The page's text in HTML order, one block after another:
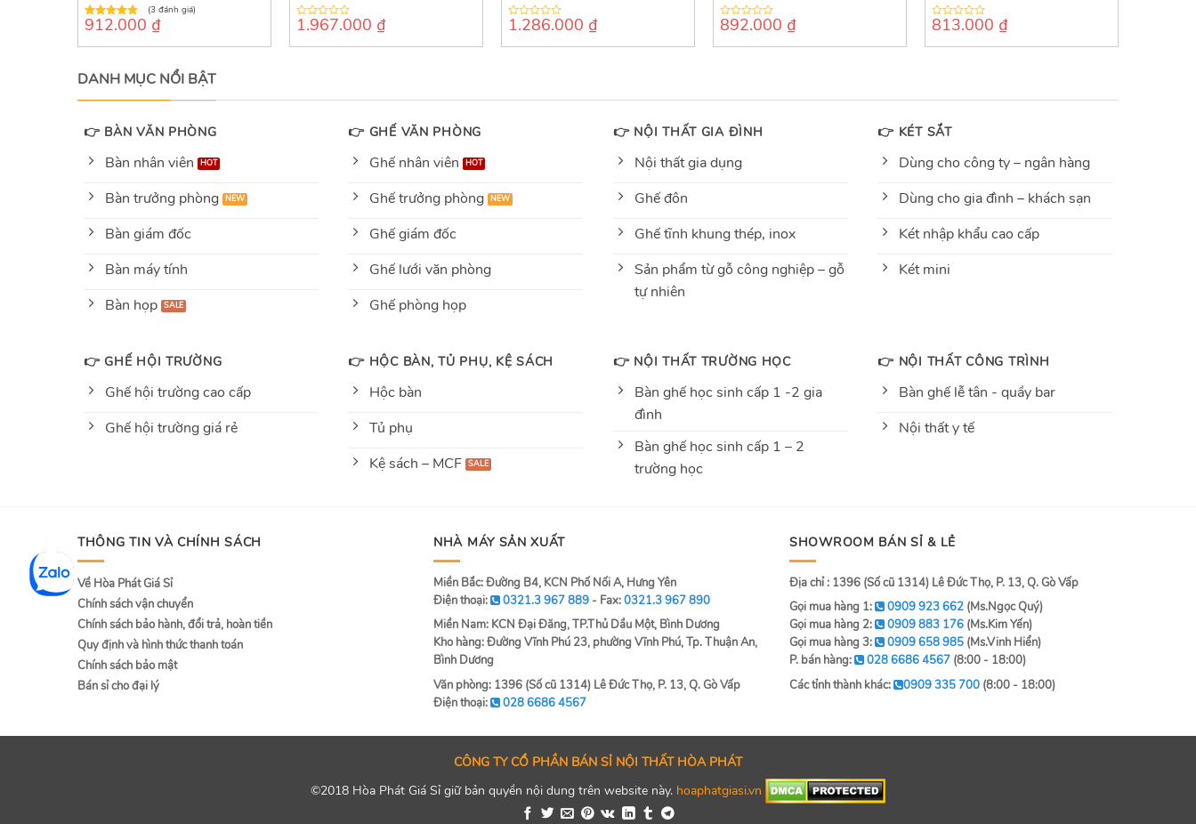
5.00
out of
(3 đánh giá)
912.000 ₫
0
of
1.967.000 ₫
0
of
1.286.000 ₫
0
of
892.000 ₫
0
of
813.000 ₫
DANH MỤC NỔI BẬT
👉 BÀN VĂN PHÒNG
Bàn nhân viên
Bàn trưởng phòng
Bàn giám đốc
Bàn máy tính
Bàn họp
👉 GHẾ VĂN PHÒNG
Ghế nhân viên
Ghế trưởng phòng
Ghế giám đốc
Ghế lưới văn phòng
Ghế phòng họp
👉 NỘI THẤT GIA ĐÌNH
Nội thất gia dụng
Ghế đôn
Ghế tĩnh khung thép, inox
Sản phẩm từ gỗ công nghiệp – gỗ
tự nhiên
👉 KÉT SẮT
Dùng cho công ty – ngân hàng
Dùng cho gia đình – khách sạn
Két nhập khẩu cao cấp
Két mini
👉 GHẾ HỘI TRƯỜNG
Ghế hội trường cao cấp
Ghế hội trường giá rẻ
👉 HỘC BÀN, TỦ PHỤ, KỆ SÁCH
Hộc bàn
Tủ phụ
Kệ sách – MCF
👉 NỘI THẤT TRƯỜNG HỌC
Bàn ghế học sinh cấp 1 -2 gia
đình
Bàn ghế học sinh cấp 1 – 2
trường học
👉 NỘI THẤT CÔNG TRÌNH
Bàn ghế lễ tân - quầy bar
Nội thất y tế
THÔNG TIN VÀ CHÍNH SÁCH
Về Hòa Phát Giá Sỉ
Chính sách vận chuyển
Chính sách bảo hành, đổi trả, hoàn tiền
Quy định và hình thức thanh toán
Chính sách bảo mật
Bán sỉ cho đại lý
NHÀ MÁY SẢN XUẤT
Miền Bắc: Đường B4, KCN Phố Nối A, Hưng Yên
Điện thoại:
0321.3 967 889 - Fax:0321.3 967 890
Miền Nam: KCN Đại Đăng, TP.Thủ Dầu Một, Bình Dương
Kho hàng: Đường Vĩnh Phú 23, phường Vĩnh Phú, Tp. Thuận An,
Bình Dương
Văn phòng: 1396 (Số cũ 1314) Lê Đức Thọ, P. 13, Q. Gò Vấp
Điện thoại:
028 6686 4567
SHOWROOM BÁN SỈ & LẺ
Địa chỉ : 1396 (Số cũ 1314) Lê Đức Thọ, P. 13, Q. Gò Vấp
Gọi mua hàng 1:
0909 923 662 (Ms.Ngọc Quý)
Gọi mua hàng 2:
0909 883 176 (Ms.Kim Yến)
Gọi mua hàng 3:
0909 658 985 (Ms.Vinh Hiển)
P. bán hàng:
028 6686 4567 (8:00 - 18:00)
Các tỉnh thành khác:
0909 335 700 (8:00 - 18:00)
CÔNG TY CỔ PHẦN BÁN SỈ NỘI THẤT HÒA PHÁT
©2018 Hòa Phát Giá Sỉ giữ bản quyền nội dung trên website này. hoaphatgiasi.vn